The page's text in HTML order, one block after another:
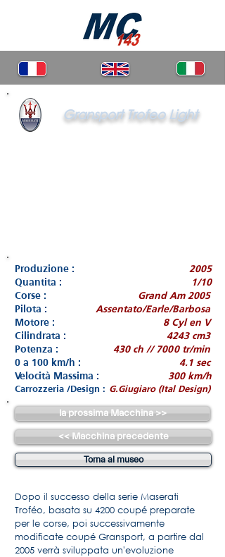
Gransport Trofeo Light
Produzione :
2005
Quantita :
1/10
Corse :
Grand Am 2005
Pilota :
Assentato/Earle/Barbosa
Motore :
8 Cyl en V
Cilindrata :
4243 cm3
Potenza :
430 ch // 7000 tr/min
0 a 100 km/h :
4.1 sec
Velocità Massima :
300 km/h
Carrozzeria /Design : G.Giugiaro (Ital Design)
la prossima Macchina >>
<< Macchina precedente
Torna al museo
Dopo il successo della serie Maserati
Troféo, basata su 4200 coupé preparate
per le corse, poi successivamente
modificate coupé Gransport, a partire dal
2005 verrà sviluppata un'evoluzione